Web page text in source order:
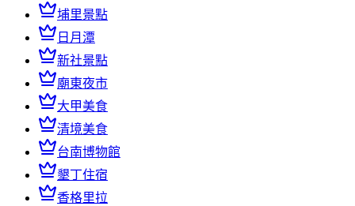
埔里景點
日月潭
新社景點
廟東夜市
大甲美食
清境美食
台南博物館
墾丁住宿
香格里拉